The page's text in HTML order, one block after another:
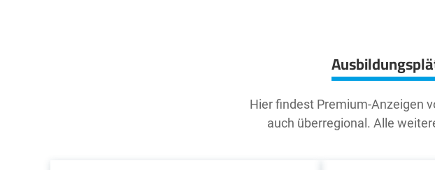
Hier findest Premium-Anzeigen
auch überregional. Alle